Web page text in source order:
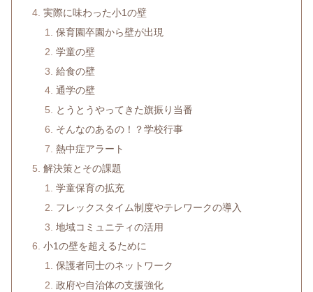
実際に味わった小1の壁
保育園卒園から壁が出現
学童の壁
給食の壁
通学の壁
とうとうやってきた旗振り当番
そんなのあるの！？学校行事
熱中症アラート
解決策とその課題
学童保育の拡充
フレックスタイム制度やテレワークの導入
地域コミュニティの活用
小1の壁を超えるために
保護者同士のネットワーク
政府や自治体の支援強化